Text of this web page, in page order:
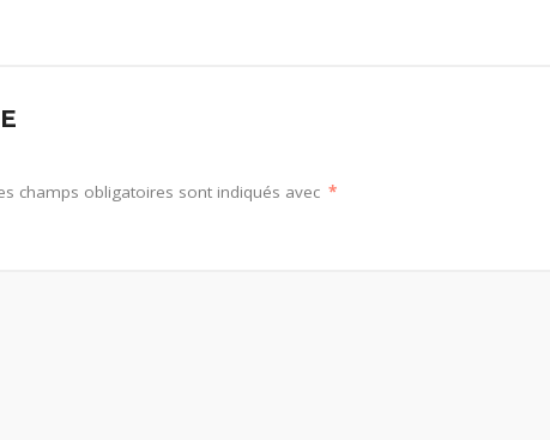
champs obligatoires sont indiqués avec *